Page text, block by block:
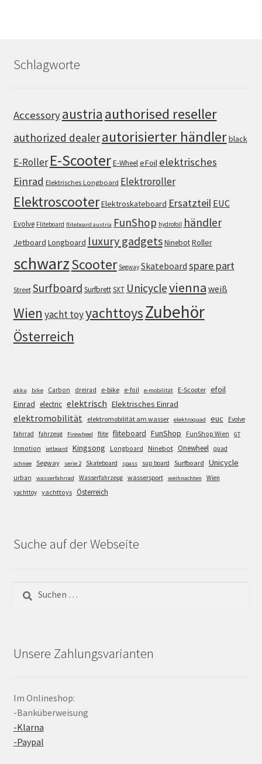
Schlagworte
Accessoryaustria authorised reseller
authorized dealerautorisierter händlerblack
E-Roller E-ScooterE-WheeleFoil elektrisches
Einrad Elektrisches Longboard Elektroroller
ElektroscooterElektroskateboard Ersatzteil EUC
Evolve Fliteboard fliteboard austria FunShop hydrofoil händler
Jetboard Longboard luxury gadgetsNinebotRoller
schwarzScooter Segway Skateboard spare part
Street Surfboard SurfbrettSXT Unicyclevienna weiß
Wien yacht toyyachttoysZubehör
Österreich
akku bike Carbon dreirad e-bike e-foil e-mobilität E-Scooter efoil
Einrad electric elektrisch Elektrisches Einrad
elektromobilität elektromobilität am wasser elektroquad euc
Evolve
fahrrad
fahrzeug Firewheel flite fliteboard FunShop FunShop Wien GT
Inmotion jetboard Kingsong Longboard Ninebot Onewheel quad
schnee Segway serie 2 Skateboard spass sup board Surfboard Unicycle
urban wasserfahrrad Wasserfahrzeug wassersport weihnachten
Wien
yachttoy yachttoys Österreich
Suche auf der Webseite
nach:
Unsere Zahlungsvarianten
Im Onlineshop:
-Banküberweisung
-Klarna
-Paypal